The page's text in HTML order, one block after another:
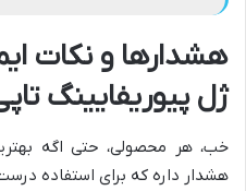
هشدارها و نکات
ژل پیوریفایینگ
خب، هر محصولی، حتی اگه
هشدار داره که برای استفاده